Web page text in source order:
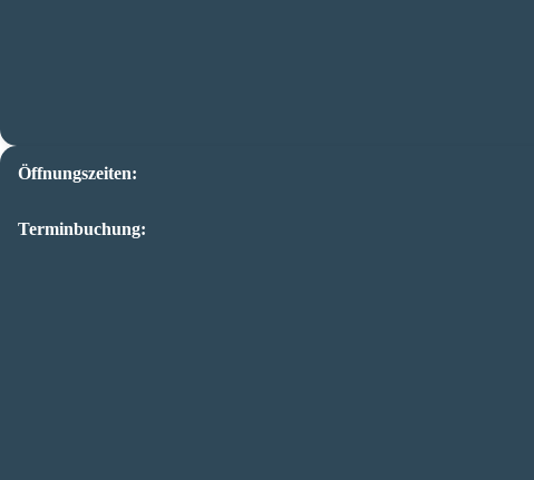
Öffnungszeiten:
Terminbuchung: